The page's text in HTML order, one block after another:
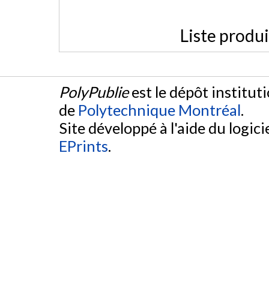
Liste
PolyPublieest le dépôt
de Polytechnique Montréal.
Site développé à l'aide du
EPrints.